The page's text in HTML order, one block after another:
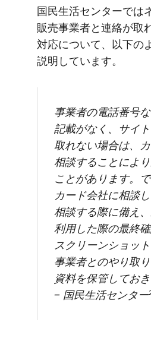
国民生活センターでは​
販売事業者と​連絡が​取
対応に​ついて、​以下の
説明しています。
事業者の​電話番号
記載が​なく、​サイ
取れない​場合は、​
相談する​ことに​よ
ことがあります。​
カード会社に​相談し
相談する​際に​備え
利用した​際の​最終
スクリーンショット
事業者との​やり取
資料を​保管して​おき
– 国民生活センター